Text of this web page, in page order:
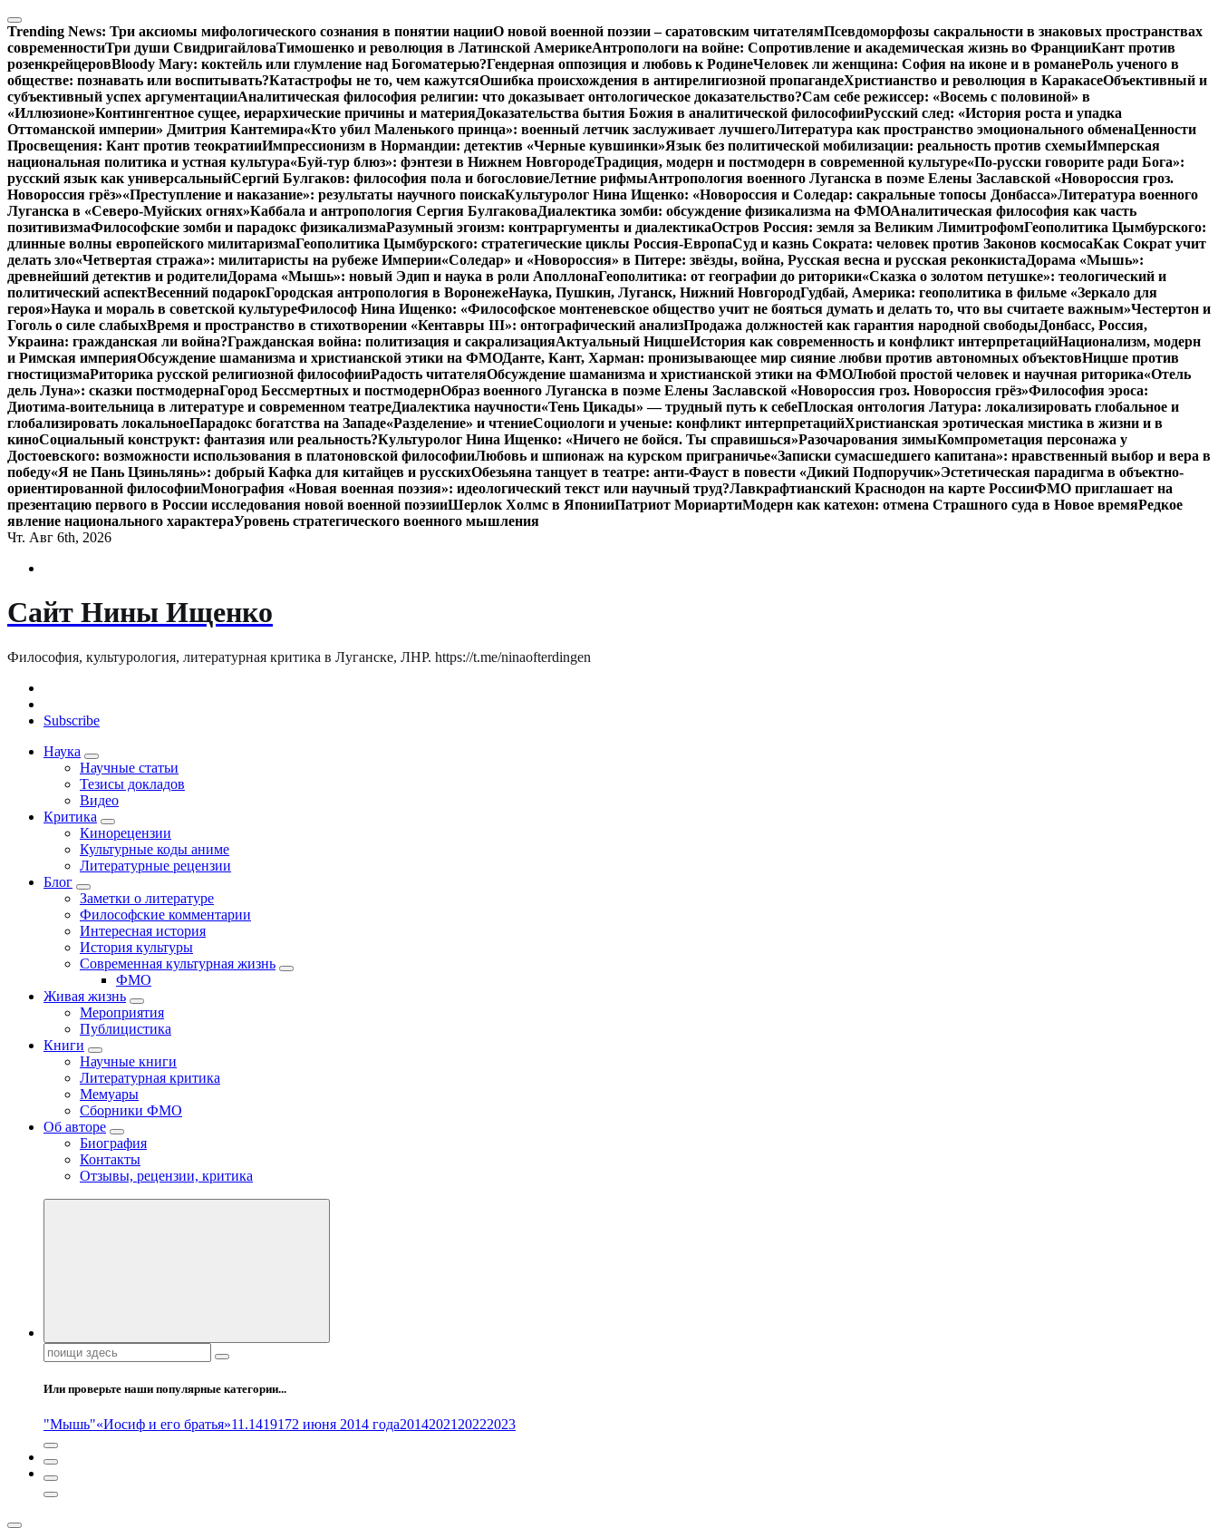
Перейти
к
содержимому
Trending News: Три аксиомы мифологического сознания в понятии нацииО новой военной поэзии – саратовским читателямПсевдоморфозы сакральности в знаковых пространствах
современностиТри души СвидригайловаТимошенко и революция в Латинской АмерикеАнтропологи на войне: Сопротивление и академическая жизнь во ФранцииКант против
розенкрейцеровBloody Mary: коктейль или глумление над Богоматерью?Гендерная оппозиция и любовь к РодинеЧеловек ли женщина: София на иконе и в романеРоль ученого в
обществе: познавать или воспитывать?Катастрофы не то, чем кажутсяОшибка происхождения в антирелигиозной пропагандеХристианство и революция в КаракасеОбъективный и
субъективный успех аргументацииАналитическая философия религии: что доказывает онтологическое доказательство?Сам себе режиссер: «Восемь с половиной» в
«Иллюзионе»Контингентное сущее, иерархические причины и материяДоказательства бытия Божия в аналитической философииРусский след: «История роста и упадка
Оттоманской империи» Дмитрия Кантемира«Кто убил Маленького принца»: военный летчик заслуживает лучшегоЛитература как пространство эмоционального обменаЦенности
Просвещения: Кант против теократииИмпрессионизм в Нормандии: детектив «Черные кувшинки»Язык без политической мобилизации: реальность против схемыИмперская
национальная политика и устная культура«Буй-тур блюз»: фэнтези в Нижнем НовгородеТрадиция, модерн и постмодерн в современной культуре«По-русски говорите ради Бога»:
русский язык как универсальныйСергий Булгаков: философия пола и богословиеЛетние рифмыАнтропология военного Луганска в поэме Елены Заславской «Новороссия гроз.
Новороссия грёз»«Преступление и наказание»: результаты научного поискаКультуролог Нина Ищенко: «Новороссия и Соледар: сакральные топосы Донбасса»Литература военного
Луганска в «Северо-Муйских огнях»Каббала и антропология Сергия БулгаковаДиалектика зомби: обсуждение физикализма на ФМОАналитическая философия как часть
позитивизмаФилософские зомби и парадокс физикализмаРазумный эгоизм: контраргументы и диалектикаОстров Россия: земля за Великим ЛимитрофомГеополитика Цымбурского:
длинные волны европейского милитаризмаГеополитика Цымбурского: стратегические циклы Россия-ЕвропаСуд и казнь Сократа: человек против Законов космосаКак Сократ учит
делать зло«Четвертая стража»: милитаристы на рубеже Империи«Соледар» и «Новороссия» в Питере: звёзды, война, Русская весна и русская реконкистаДорама «Мышь»:
древнейший детектив и родителиДорама «Мышь»: новый Эдип и наука в роли АполлонаГеополитика: от географии до риторики«Сказка о золотом петушке»: теологический и
политический аспектВесенний подарокГородская антропология в ВоронежеНаука, Пушкин, Луганск, Нижний НовгородГудбай, Америка: геополитика в фильме «Зеркало для
героя»Наука и мораль в советской культуреФилософ Нина Ищенко: «Философское монтеневское общество учит не бояться думать и делать то, что вы считаете важным»Честертон и
Гоголь о силе слабыхВремя и пространство в стихотворении «Кентавры III»: онтографический анализПродажа должностей как гарантия народной свободыДонбасс, Россия,
Украина: гражданская ли война?Гражданская война: политизация и сакрализацияАктуальный НицшеИстория как современность и конфликт интерпретацийНационализм, модерн
и Римская империяОбсуждение шаманизма и христианской этики на ФМОДанте, Кант, Харман: пронизывающее мир сияние любви против автономных объектовНицше против
гностицизмаРиторика русской религиозной философииРадость читателяОбсуждение шаманизма и христианской этики на ФМОЛюбой простой человек и научная риторика«Отель
дель Луна»: сказки постмодернаГород Бессмертных и постмодернОбраз военного Луганска в поэме Елены Заславской «Новороссия гроз. Новороссия грёз»Философия эроса:
Диотима-воительница в литературе и современном театреДиалектика научности«Тень Цикады» — трудный путь к себеПлоская онтология Латура: локализировать глобальное и
глобализировать локальноеПарадокс богатства на Западе«Разделение» и чтениеСоциологи и ученые: конфликт интерпретацийХристианская эротическая мистика в жизни и в
киноСоциальный конструкт: фантазия или реальность?Культуролог Нина Ищенко: «Ничего не бойся. Ты справишься»Разочарования зимыКомпрометация персонажа у
Достоевского: возможности использования в платоновской философииЛюбовь и шпионаж на курском приграничье«Записки сумасшедшего капитана»: нравственный выбор и вера в
победу«Я не Пань Цзиньлянь»: добрый Кафка для китайцев и русскихОбезьяна танцует в театре: анти-Фауст в повести «Дикий Подпоручик»Эстетическая парадигма в объектно-
ориентированной философииМонография «Новая военная поэзия»: идеологический текст или научный труд?Лавкрафтианский Краснодон на карте РоссииФМО приглашает на
презентацию первого в России исследования новой военной поэзииШерлок Холмс в ЯпонииПатриот МориартиМодерн как катехон: отмена Страшного суда в Новое времяРедкое
явление национального характераУровень стратегического военного мышления
Чт. Авг 6th, 2026
Сайт Нины Ищенко
Философия, культурология, литературная критика в Луганске, ЛНР. https://t.me/ninaofterdingen
Subscribe
Наука
Научные статьи
Тезисы докладов
Видео
Критика
Кинорецензии
Культурные коды аниме
Литературные рецензии
Блог
Заметки о литературе
Философские комментарии
Интересная история
История культуры
Современная культурная жизнь
ФМО
Живая жизнь
Мероприятия
Публицистика
Книги
Научные книги
Литературная критика
Мемуары
Сборники ФМО
Об авторе
Биография
Контакты
Отзывы, рецензии, критика
Поиск:
Или проверьте наши популярные категории...
"Мышь"«Иосиф и его братья»11.1419172 июня 2014 года20142021 20222023